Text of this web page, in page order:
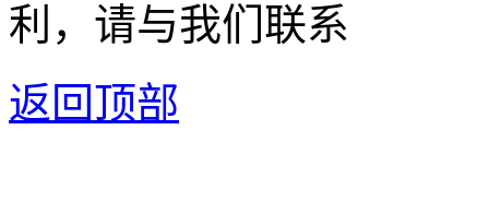
利，请与我们联系
返回顶部